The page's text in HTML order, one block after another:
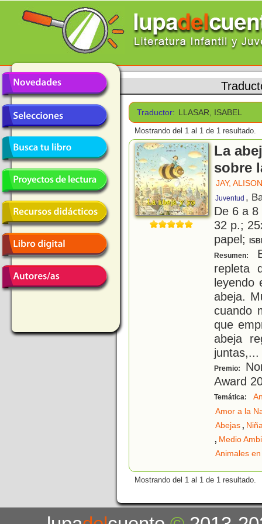
Traductor: LLASAR, ISABEL
Mostrando del 1 al 1 de 1 resultado.
La
sobre
JAY, ALISON
Juventud ,
De 6 a
32 p.;
papel;
Resumen:
repleta
leyendo
abeja.
cuando
que
abeja
juntas,...
Premio:
Award
Temática:
Amor a la
Abejas,
, Medio
Animales
Mostrando del 1 al 1 de 1 resultado.